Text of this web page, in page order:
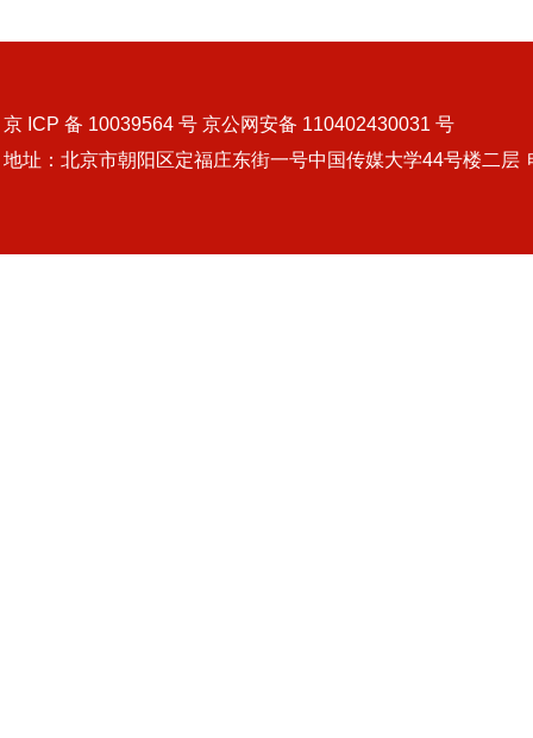
京 ICP 备 10039564 号 京公网安备 110402430031 号
地址：北京市朝阳区定福庄东街一号中国传媒大学44号楼二层